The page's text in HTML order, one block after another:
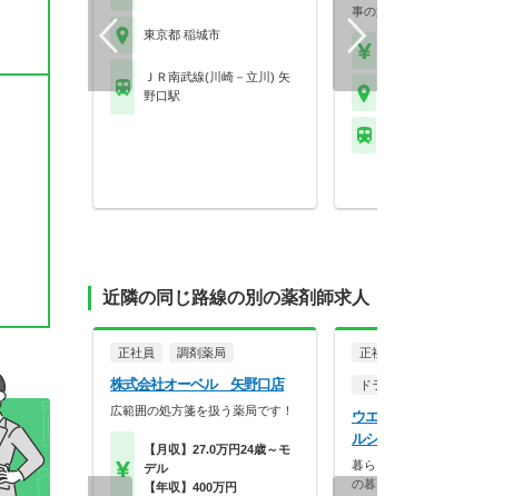
東京都 稲城市
ＪＲ南武線(川崎－立川) 矢
野口駅
事の第一歩。選択的週…
近隣の同じ路線の別の薬剤師求人
正社員 調剤薬局
株式会社オーベル 矢野口店
広範囲の処方箋を扱う薬局です！
【月収】27.0万円24歳～モ
デル
【年収】400万円
正社員
ドラッグストア（調剤併設
ウエルシア薬局株式会社
ルシア稲城長沼駅店
暮らしを支える仕事だから、
の暮らしも大切に。業…